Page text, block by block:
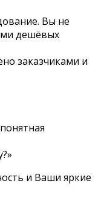
Вы не
дешёвых
заказчиками и
и Ваши яркие